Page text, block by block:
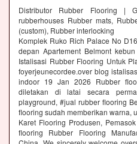
Distributor Rubber Flooring |
rubberhouses Rubber mats,
(custom), Rubber interlocking
Komplek Ruko Rich Palace No
depan Apartement Belmont
Istalisasi Rubber Flooring Untuk
foyerjeunecordee.over blog
indoor 19 Jan 2026 Rubber
diletakan di latai secara
playground, #jual rubber flooring
flooring sudah memberikan warna,
Karet Flooring Produsen,
flooring Rubber Flooring